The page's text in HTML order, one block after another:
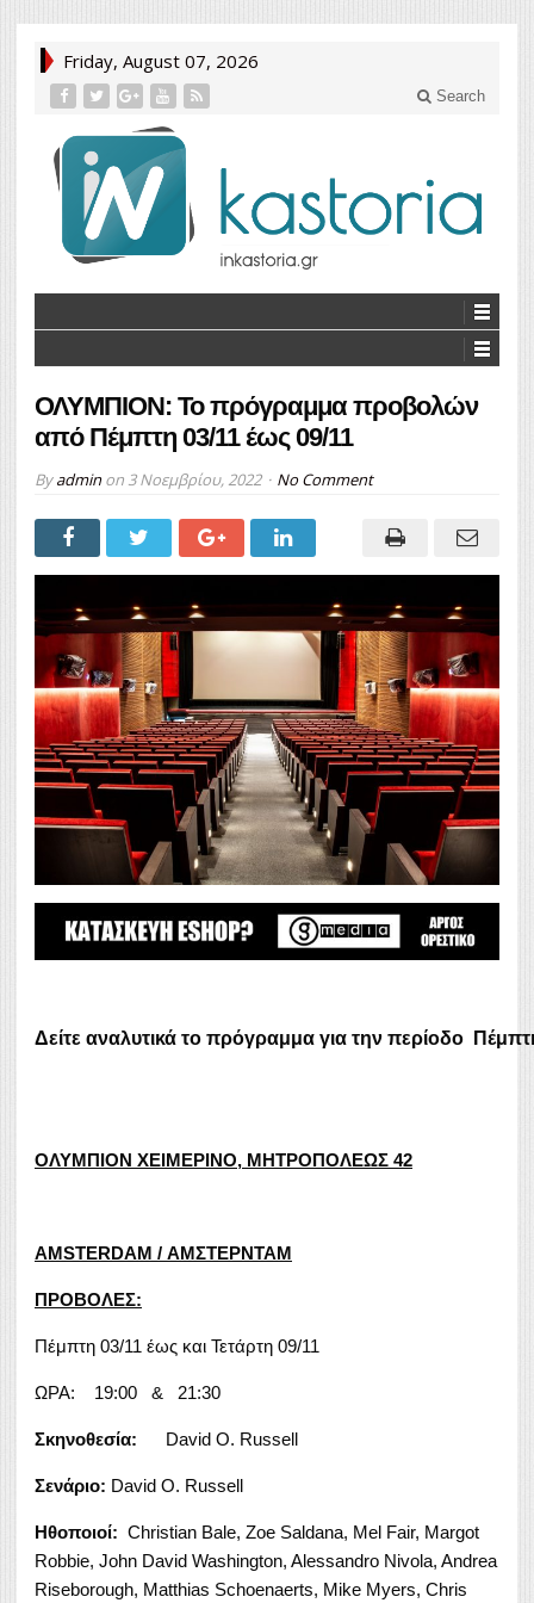
Friday, August 07, 2026
Search
ΟΛΥΜΠΙΟΝ: Το πρόγραμμα προβολών
από Πέμπτη 03/11 έως 09/11
Byadminon 3 Νοεμβρίου, 2022 No Comment
Δείτε αναλυτικά το πρόγραμμα για την περίοδο
ΟΛΥΜΠΙΟΝ ΧΕΙΜΕΡΙΝΟ, ΜΗΤΡΟΠΟΛΕΩΣ 42
AMSTERDAM / ΑΜΣΤΕΡΝΤΑΜ
ΠΡΟΒΟΛΕΣ:
Πέμπτη 03/11 έως και Τετάρτη 09/11
ΩΡΑ: 19:00 & 21:30
Σκηνοθεσία: David O. Russell
Σενάριο: David O. Russell
Ηθοποιοί: Christian Bale, Zoe Saldana, Mel Fair, Margot
Robbie, John David Washington, Alessandro Nivola, Andrea
Riseborough, Matthias Schoenaerts, Mike Myers, Chris